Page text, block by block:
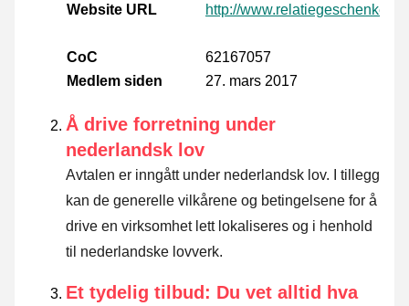
Website URL
http://
CoC
62167057
Medlem siden
27. mars 2017
Å drive forretning under
nederlandsk lov
Avtalen er inngått under nederlandsk lov. I tillegg
kan de generelle vilkårene og betingelsene for å
drive en virksomhet lett lokaliseres og i henhold
til nederlandske lovverk.
Et tydelig tilbud: Du vet alltid hva